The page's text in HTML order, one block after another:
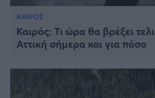
ΚΑΙΡΟΣ
Καιρός: Τι ώρα θα βρέξει
Αττική σήμερα και για πόσο